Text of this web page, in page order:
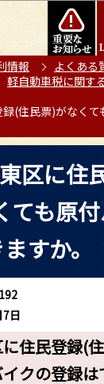
このページの本文
情報
よくある
軽自動車税に関す
(住民票)がなく
区に住
ても原
すか。
日
住民登録(
クの登録は